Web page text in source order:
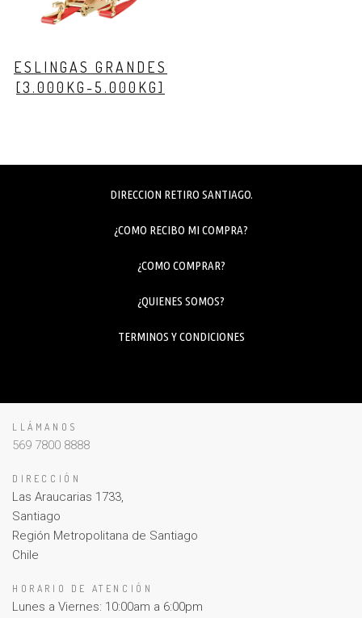
ESLINGAS GRANDES
[3.000KG-5.000KG]
DIRECCION RETIRO SANTIAGO.
¿COMO RECIBO MI COMPRA?
¿COMO COMPRAR?
¿QUIENES SOMOS?
TERMINOS Y CONDICIONES
LLÁMANOS
569 7800 8888
DIRECCIÓN
Las Araucarias 1733,
Santiago
Región Metropolitana de Santiago
Chile
HORARIO DE ATENCIÓN
Lunes a Viernes: 10:00am a 6:00pm